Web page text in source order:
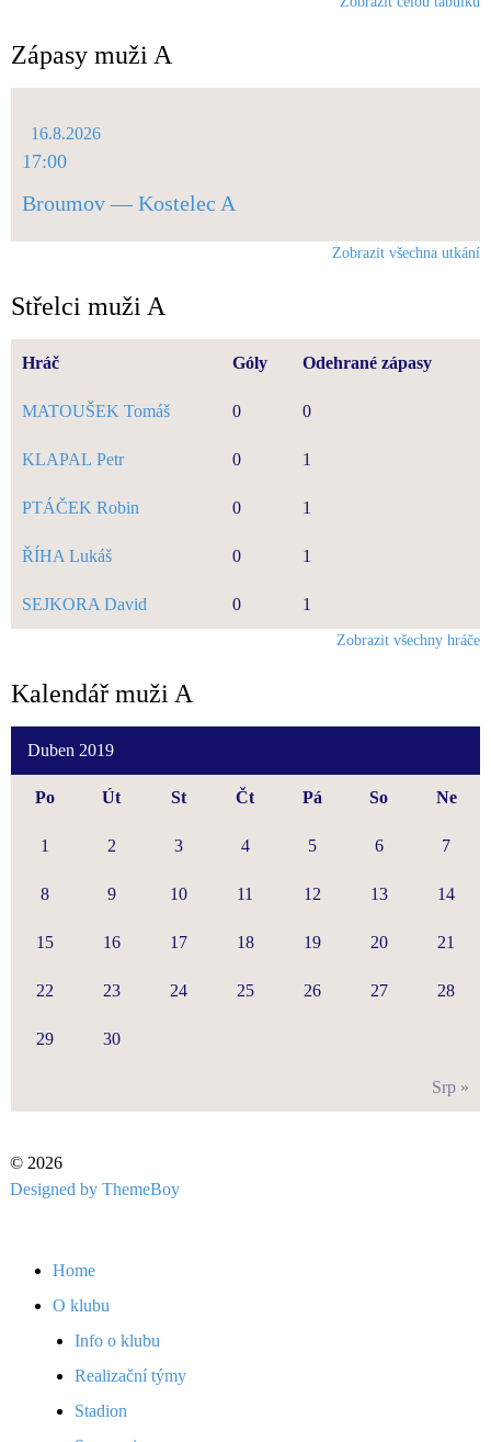
Zápasy muži A
16.8.2026
17:00
Broumov — Kostelec A
Zobrazit všechna utkání
Střelci muži A
Hráč Góly Odehrané zápasy
MATOUŠEK Tomáš 0 0
KLAPAL Petr 0 1
PTÁČEK Robin 0 1
ŘÍHA Lukáš 0 1
SEJKORA David 0 1
Zobrazit všechny hráče
Kalendář muži A
Duben 2019
Po Út St Čt Pá So Ne
Srp »
1 2 3 4 5 6 7
8 9 10 11 12 13 14
15 16 17 18 19 20 21
22 23 24 25 26 27 28
29 30
© 2026
Designed by ThemeBoy
Home
O klubu
Info o klubu
Realizační týmy
Stadion